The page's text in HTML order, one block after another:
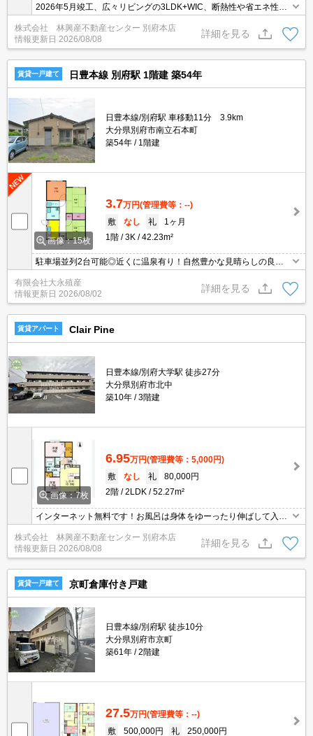
2026年5月竣工、広々リビングの3LDK+WIC、断熱性や省エネ性能
を高めた「ZEH-M」を採用の分譲マンションです！別府駅まで徒歩
6分の上田の湯エリア、学校、病院、商業施設も近く、利便性良
好！
株式会社 林興産不動産センター 別府本店
情報更新日 2026/08/08
詳細を見る
賃貸一戸建て 日豊本線 別府駅 1階建 築54年
日豊本線/別府駅 車移動11分 3.9km
大分県別府市南立石本町
築54年
1階建
画像：15枚
3.7万円(管理費等：--)
敷
なし 礼
1ヶ月
1階
3K 42.23m²
駐車場並列2台可能◎近くに温泉有り！自然豊かな見晴らしの良い
閑静な場所です♪全室照明器具付き(サービス品)です！
有限会社大永殖産
情報更新日 2026/08/02
詳細を見る
賃貸アパート Clair Pine
日豊本線/別府大学駅 徒歩27分
大分県別府市北中
築10年
3階建
画像：7枚
6.95万円(管理費等：5,000円)
敷
なし 礼
80,000円
2階
2LDK 52.27m²
インターネット無料です！お風呂は身体をゆーったり伸ばして入れ
る1坪タイプ♪エアコン・室内物干し・温水洗浄便座・追焚機能など
など…人気の設備充実しています☆
株式会社 林興産不動産センター 別府本店
情報更新日 2026/08/08
詳細を見る
賃貸一戸建て 京町倉庫付き戸建
日豊本線/別府駅 徒歩10分
大分県別府市京町
築61年
2階建
27.5万円(管理費等：--)
敷
500,000円 礼
250,000円